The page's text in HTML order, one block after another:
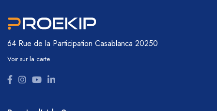
64 Rue de la Participation Casablanca 20250
Voir sur la carte